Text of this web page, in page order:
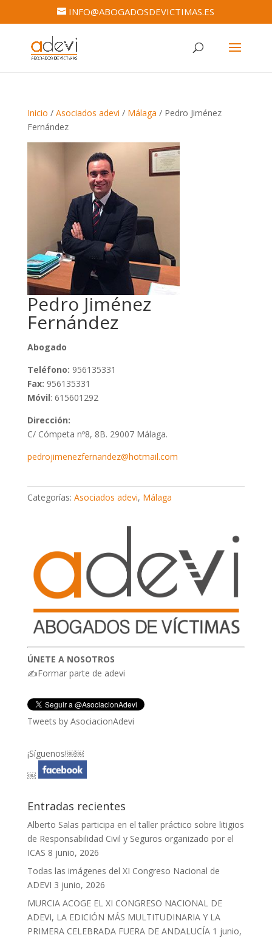
INFO@ABOGADOSDEVICTIMAS.ES
Inicio / Asociados adevi / Málaga / Pedro Jiménez
Fernández
Pedro Jiménez
Fernández
Abogado
Teléfono: 956135331
Fax: 956135331
Móvil: 615601292
Dirección:
C/ Cómpeta nº8, 8B. 29007 Málaga.
pedrojimenezfernandez@hotmail.com
Categorías: Asociados adevi, Málaga
ÚNETE A NOSOTROS
✍Formar parte de adevi
Tweets by AsociacionAdevi
¡Síguenos!￼￼
￼
Entradas recientes
Alberto Salas participa en el taller práctico sobre litigios
de Responsabilidad Civil y Seguros organizado por el
ICAS 8 junio, 2026
Todas las imágenes del XI Congreso Nacional de
ADEVI 3 junio, 2026
MURCIA ACOGE EL XI CONGRESO NACIONAL DE
ADEVI, LA EDICIÓN MÁS MULTITUDINARIA Y LA
PRIMERA CELEBRADA FUERA DE ANDALUCÍA 1 junio,